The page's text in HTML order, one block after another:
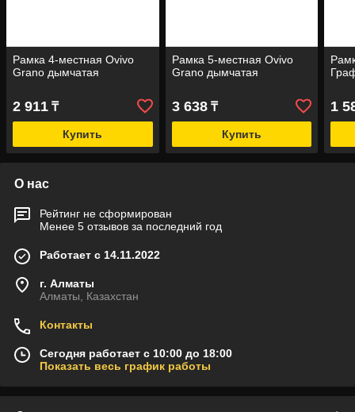
Рамка 4-местная Ovivo
Grano дымчатая
2 911 ₸
Купить
Рамка 5-местная Ovivo
Grano дымчатая
3 638₸
Купить
1
О нас
Рейтинг не сформирован
Менее 5 отзывов за последний год
Работает с 14.11.2022
г. Алматы
Алматы, Казахстан
Контакты
Сегодня работает с 10:00 до 18:00
Показать весь график работы